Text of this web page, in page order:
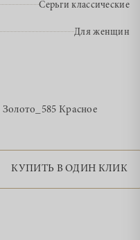
Серьги классические
Для женщин
Золото_585 Красное
КУПИТЬ В ОДИН КЛИК